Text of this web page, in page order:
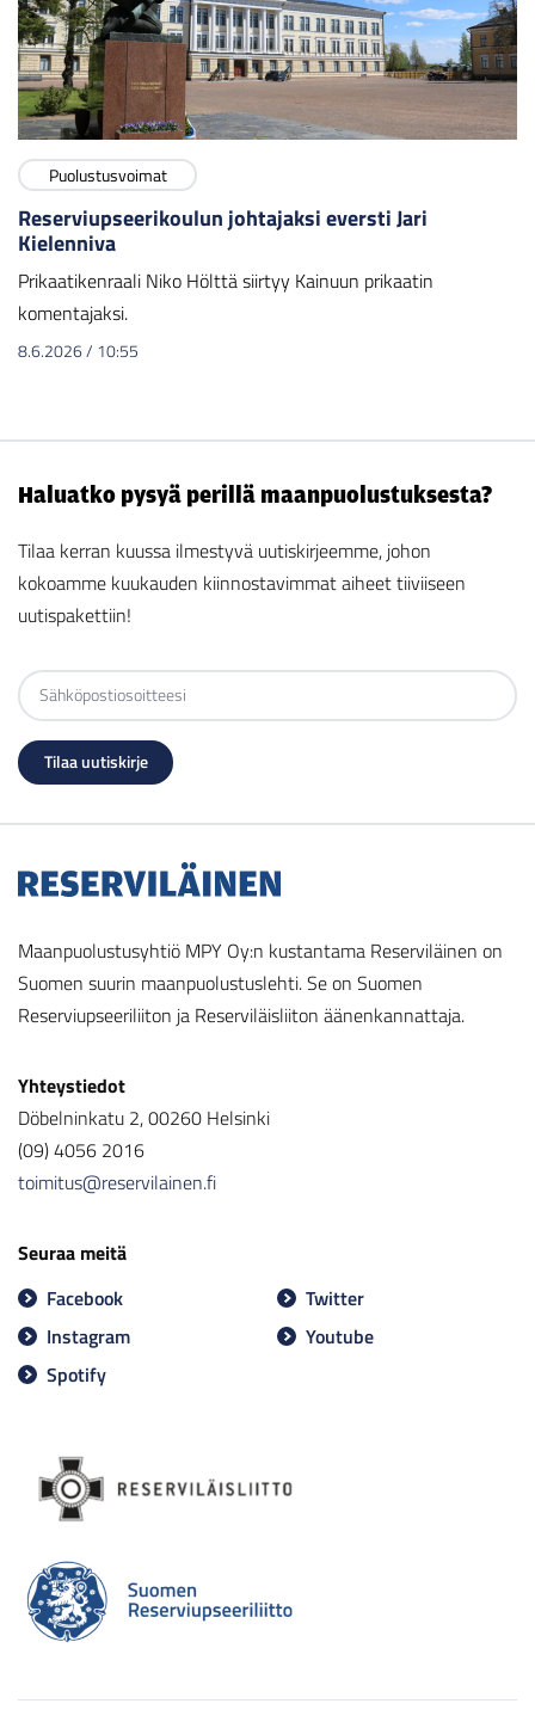
Puolustusvoimat
Reserviupseerikoulun johtajaksi eversti Jari
Kielenniva
Prikaatikenraali Niko Hölttä siirtyy Kainuun prikaatin
komentajaksi.
8.6.2026/ 10:55
Haluatko pysyä perillä maanpuolustuksesta?
Tilaa kerran kuussa ilmestyvä uutiskirjeemme, johon
kokoamme kuukauden kiinnostavimmat aiheet tiiviiseen
uutispakettiin!
Maanpuolustusyhtiö MPY Oy:n kustantama Reserviläinen on
Suomen suurin maanpuolustuslehti. Se on Suomen
Reserviupseeriliiton ja Reserviläisliiton äänenkannattaja.
Yhteystiedot
Döbelninkatu 2, 00260 Helsinki
(09) 4056 2016
toimitus@reservilainen.fi
Seuraa meitä
Facebook
Twitter
Instagram
Youtube
Spotify